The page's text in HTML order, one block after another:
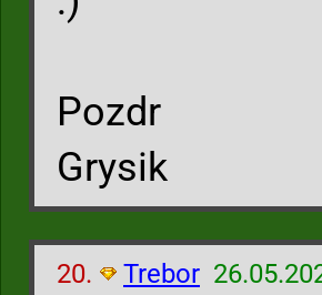
Pozdr
Grysik
20. Trebor